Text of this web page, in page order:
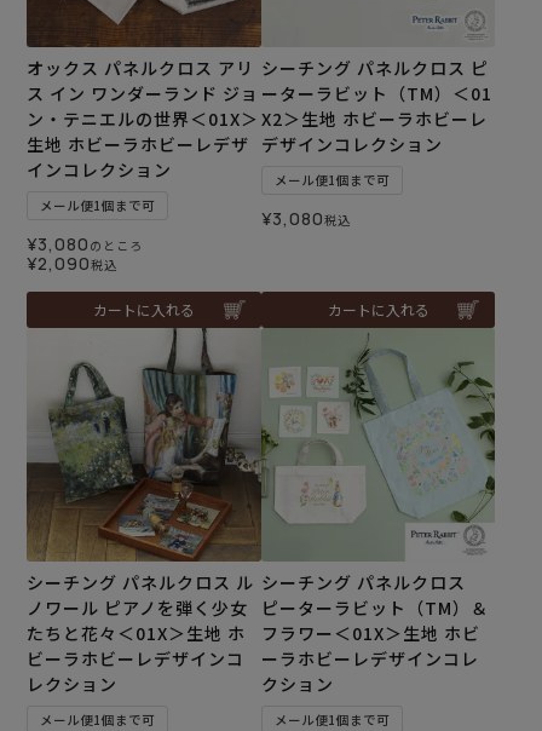
オックス パネルクロス アリ
ス イン ワンダーランド ジョ
ン・テニエルの世界＜01X＞
生地 ホビーラホビーレデザ
インコレクション
メール便1個まで可
¥3,080 のところ
¥2,090税込
カートに入れる
シーチング パネルクロス ピ
ーターラビット（TM）＜01
X2＞生地 ホビーラホビーレ
デザインコレクション
メール便1個まで可
¥3,080税込
カートに入れる
シーチング パネルクロス ル
ノワール ピアノを弾く少女
たちと花々＜01X＞生地 ホ
ビーラホビーレデザインコ
レクション
メール便1個まで可
シーチング パネルクロス
ピーターラビット（TM）＆
フラワー＜01X＞生地 ホビ
ーラホビーレデザインコレ
クション
メール便1個まで可